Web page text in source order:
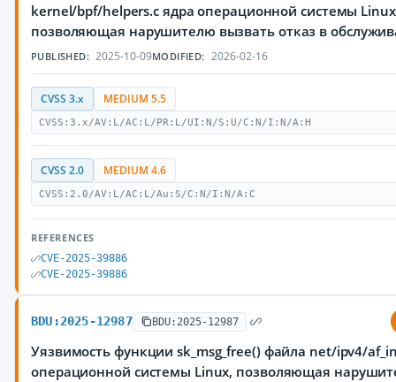
kernel/bpf/helpers.c ядра операционной системы
позволяющая нарушителю вызвать отказ в
PUBLISHED: 2025-10-09MODIFIED: 2026-02-16
CVSS 3.x MEDIUM 5.5
CVSS:3.x/AV:L/AC:L/PR:L/UI:N/S:U/C:N/I:N/A:H
CVSS 2.0 MEDIUM 4.6
CVSS:2.0/AV:L/AC:L/Au:S/C:N/I:N/A:C
REFERENCES
CVE-2025-39886
CVE-2025-39886
BDU:2025-12987 BDU:2025-12987
Уязвимость функции sk_msg_free() файла net/ipv4/
операционной системы Linux, позволяющая